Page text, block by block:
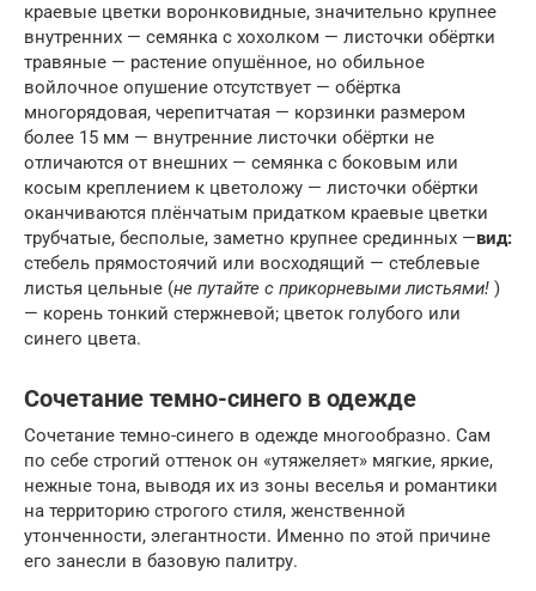
краевые цветки воронковидные, значительно крупнее
внутренних — семянка с хохолком — листочки обёртки
травяные — растение опушённое, но обильное
войлочное опушение отсутствует — обёртка
многорядовая, черепитчатая — корзинки размером
более 15 мм — внутренние листочки обёртки не
отличаются от внешних — семянка с боковым или
косым креплением к цветоложу — листочки обёртки
оканчиваются плёнчатым придатком краевые цветки
трубчатые, бесполые, заметно крупнее срединных —вид:
стебель прямостоячий или восходящий — стеблевые
листья цельные (не путайте с прикорневыми листьями! )
— корень тонкий стержневой; цветок голубого или
синего цвета.
Сочетание темно-синего в одежде
Сочетание темно-синего в одежде многообразно. Сам
по себе строгий оттенок он «утяжеляет» мягкие, яркие,
нежные тона, выводя их из зоны веселья и романтики
на территорию строгого стиля, женственной
утонченности, элегантности. Именно по этой причине
его занесли в базовую палитру.